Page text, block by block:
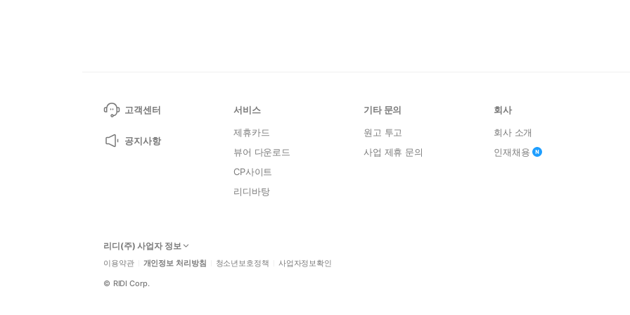
고객센터
공지사항
서비스
제휴카드
뷰어 다운로드
CP사이트
리디바탕
기타 문의
원고 투고
사업 제휴 문의
회사
회사 소개
인재채용
리디(주) 사업자 정보
이용약관 개인정보 처리방침 청소년보호정책 사업자정보확인
© RIDI Corp.